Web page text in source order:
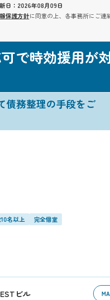
日：2026年08月09日
保護方針に同意の上、各事務所にご連
で時効援用が
債務整理の手段をご
名以上
完全個室
ビル